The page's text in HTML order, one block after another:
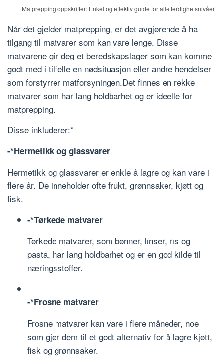
Matprepping oppskrifter: Enkel og effektiv guide for alle ferdighetsnivåer
Når det gjelder matprepping, er det avgjørende å ha
tilgang til matvarer som kan vare lenge. Disse
matvarene gir deg et beredskapslager som kan komme
godt med i tilfelle en nødsituasjon eller andre hendelser
som forstyrrer matforsyningen.Det finnes en rekke
matvarer som har lang holdbarhet og er ideelle for
matprepping.
Disse inkluderer:*
-*Hermetikk og glassvarer
Hermetikk og glassvarer er enkle å lagre og kan vare i
flere år. De inneholder ofte frukt, grønnsaker, kjøtt og
fisk.
-*Tørkede matvarer
Tørkede matvarer, som bønner, linser, ris og
pasta, har lang holdbarhet og er en god kilde til
næringsstoffer.
-*Frosne matvarer
Frosne matvarer kan vare i flere måneder, noe
som gjør dem til et godt alternativ for å lagre kjøtt,
fisk og grønnsaker.